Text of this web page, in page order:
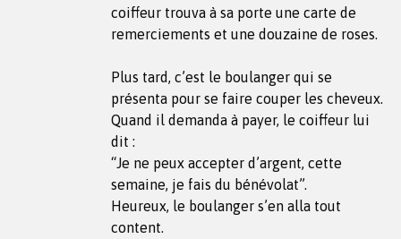
coiffeur trouva à sa porte une carte de
remerciements et une douzaine de roses.
Plus tard, c’est le boulanger qui se
présenta pour se faire couper les cheveux.
Quand il demanda à payer, le coiffeur lui
dit :
“Je ne peux accepter d’argent, cette
semaine, je fais du bénévolat”.
Heureux, le boulanger s’en alla tout
content.